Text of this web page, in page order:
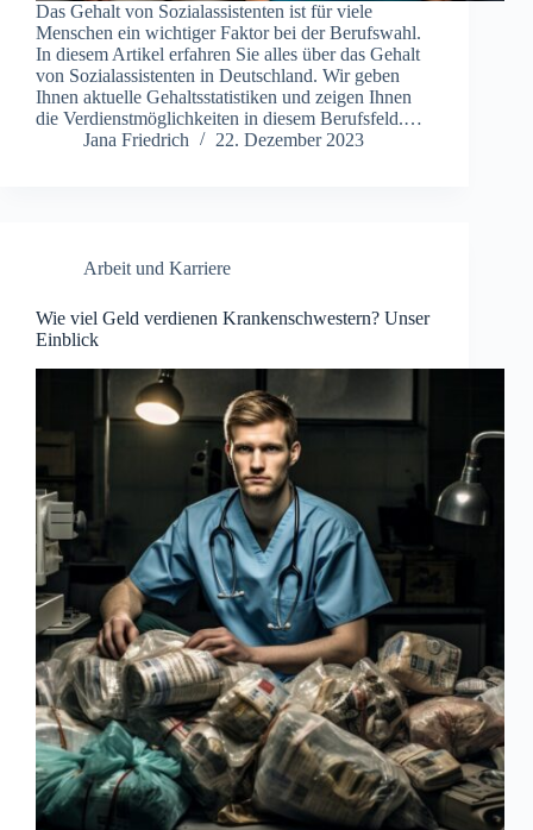
Das Gehalt von Sozialassistenten ist für viele
Menschen ein wichtiger Faktor bei der Berufswahl.
In diesem Artikel erfahren Sie alles über das Gehalt
von Sozialassistenten in Deutschland. Wir geben
Ihnen aktuelle Gehaltsstatistiken und zeigen Ihnen
die Verdienstmöglichkeiten in diesem Berufsfeld.…
Jana Friedrich
22. Dezember 2023
Arbeit und Karriere
Wie viel Geld verdienen Krankenschwestern? Unser
Einblick